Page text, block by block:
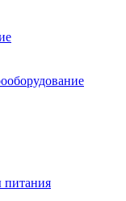
питания